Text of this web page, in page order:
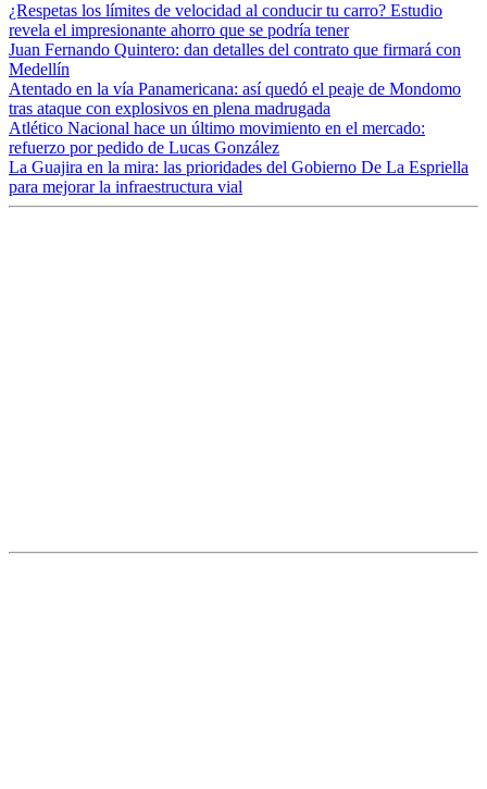
¿Respetas los límites de velocidad al conducir tu carro? Estudio
revela el impresionante ahorro que se podría tener
Juan Fernando Quintero: dan detalles del contrato que firmará con
Medellín
Atentado en la vía Panamericana: así quedó el peaje de Mondomo
tras ataque con explosivos en plena madrugada
Atlético Nacional hace un último movimiento en el mercado:
refuerzo por pedido de Lucas González
La Guajira en la mira: las prioridades del Gobierno De La Espriella
para mejorar la infraestructura vial